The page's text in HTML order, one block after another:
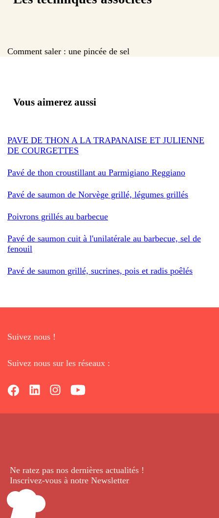
Comment saler : une pincée de sel
Vous aimerez aussi
PAVE DE THON A LA TRAPANAISE ET JULIENNE
DE COURGETTES
Pavé de thon croustillant au Parmigiano Reggiano
Pavé de saumon de Norvège grillé, légumes grillés
Poivrons grillés au barbecue
Pavé de saumon cuit à l'unilatérale au barbecue, sel de
fenouil
Pavé de saumon grillé, sucrines, pois et radis poêlés
Suivez nous !
Suivez nous sur les réseaux :
Ne ratez pas nos dernières actualités !
Inscrivez-vous à notre Newsletter.